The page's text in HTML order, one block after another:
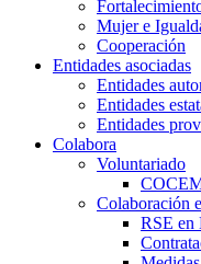
Mujer e
Cooperación
Entidades asociadas
Entidades
Entidades
Entidades
Colabora
Voluntariado
Colaboración
RSE en